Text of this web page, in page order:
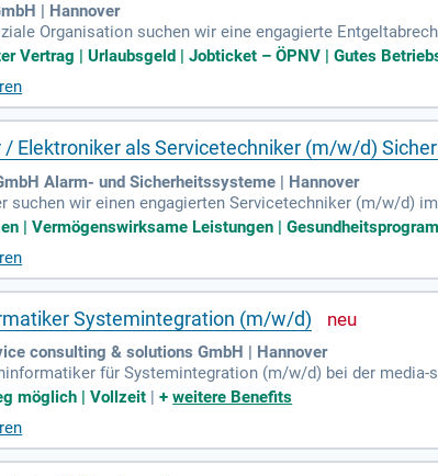
| Hannover
Organisation suchen wir eine engagierte
der monatlichen Lohn- und Gehaltsabrechnung.
Sie haben auch die Chance, an der
Möglichkeit, Teil eines bedeutenden
Vertrag | Urlaubsgeld | Jobticket – ÖPNV | Gutes
/ Elektroniker als Servicetechniker (m/w/d)
Alarm- und Sicherheitssysteme | Hannover
suchen wir einen engagierten Servicetechniker (m/w/d)
Kundenprojekte für Brandmelde- und
in der Wartung, Instandhaltung und
ist unerlässlich. Idealerweise bringen Sie
Einbruchmeldetechnik. Werden Sie Teil eines
| Vermögenswirksame Leistungen |
Systemintegration (m/w/d)
consulting & solutions GmbH | Hannover
für Systemintegration (m/w/d) bei der
über 30 Jahren bieten wir individuelle IT-Lösungen für
in IT-Projekten sowie die Betreuung von
und leistest 1st und 2nd Level Support. Wir suchen
und gestalte die IT-Zukunft aktiv mit!
möglich | Vollzeit |+weitere Benefits